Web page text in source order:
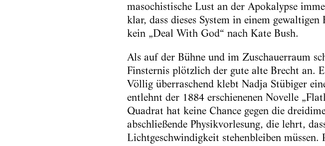
masochistische Lust an der Apokalypse
klar, dass dieses System in einem
kein „Deal With God“ nach Kate Bush.
Als auf der Bühne und im Zuschauerraum
Finsternis plötzlich der gute alte Brecht an.
Völlig überraschend klebt Nadja Stübiger
entlehnt der 1884 erschienenen Novelle
Quadrat hat keine Chance gegen die
abschließende Physikvorlesung, die lehrt,
Lichtgeschwindigkeit stehenbleiben müssen.